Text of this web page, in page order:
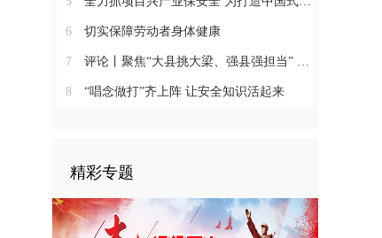
6 切实保障劳动者身体健康
7 评论丨聚焦“大县挑大梁、强县强担当” 保持定力真抓实干奋发作为
8 “唱念做打”齐上阵 让安全知识活起来
精彩专题